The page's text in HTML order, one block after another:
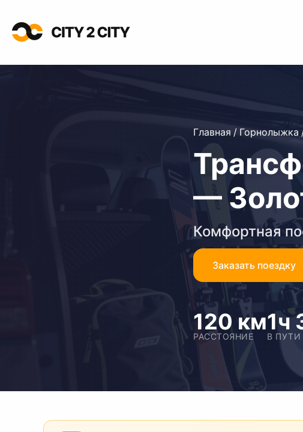
Главная / Горнолыжка
—
Комфортная
Заказать поездку
120 км
РАССТОЯНИЕ
1ч
В ПУТИ